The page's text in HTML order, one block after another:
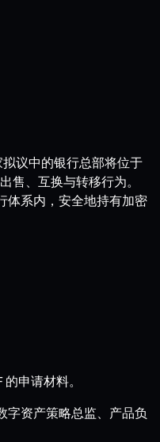
议中的银行总部将位于
售、互换与转移行为。
体系内，安全地持有加密
申请材料。
字资产策略总监、产品负